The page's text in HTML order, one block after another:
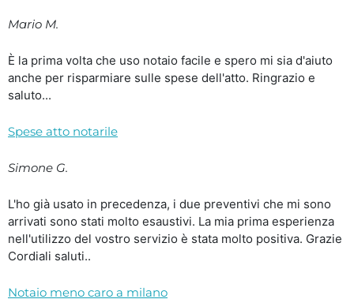
Mario M.
È la prima volta che uso notaio facile e spero mi sia d'aiuto
anche per risparmiare sulle spese dell'atto. Ringrazio e
saluto...
Spese atto notarile
Simone G.
L'ho già usato in precedenza, i due preventivi che mi sono
arrivati sono stati molto esaustivi. La mia prima esperienza
nell'utilizzo del vostro servizio è stata molto positiva. Grazie
Cordiali saluti..
Notaio meno caro a milano